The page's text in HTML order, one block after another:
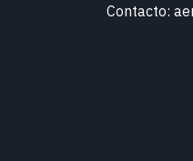
Contacto: